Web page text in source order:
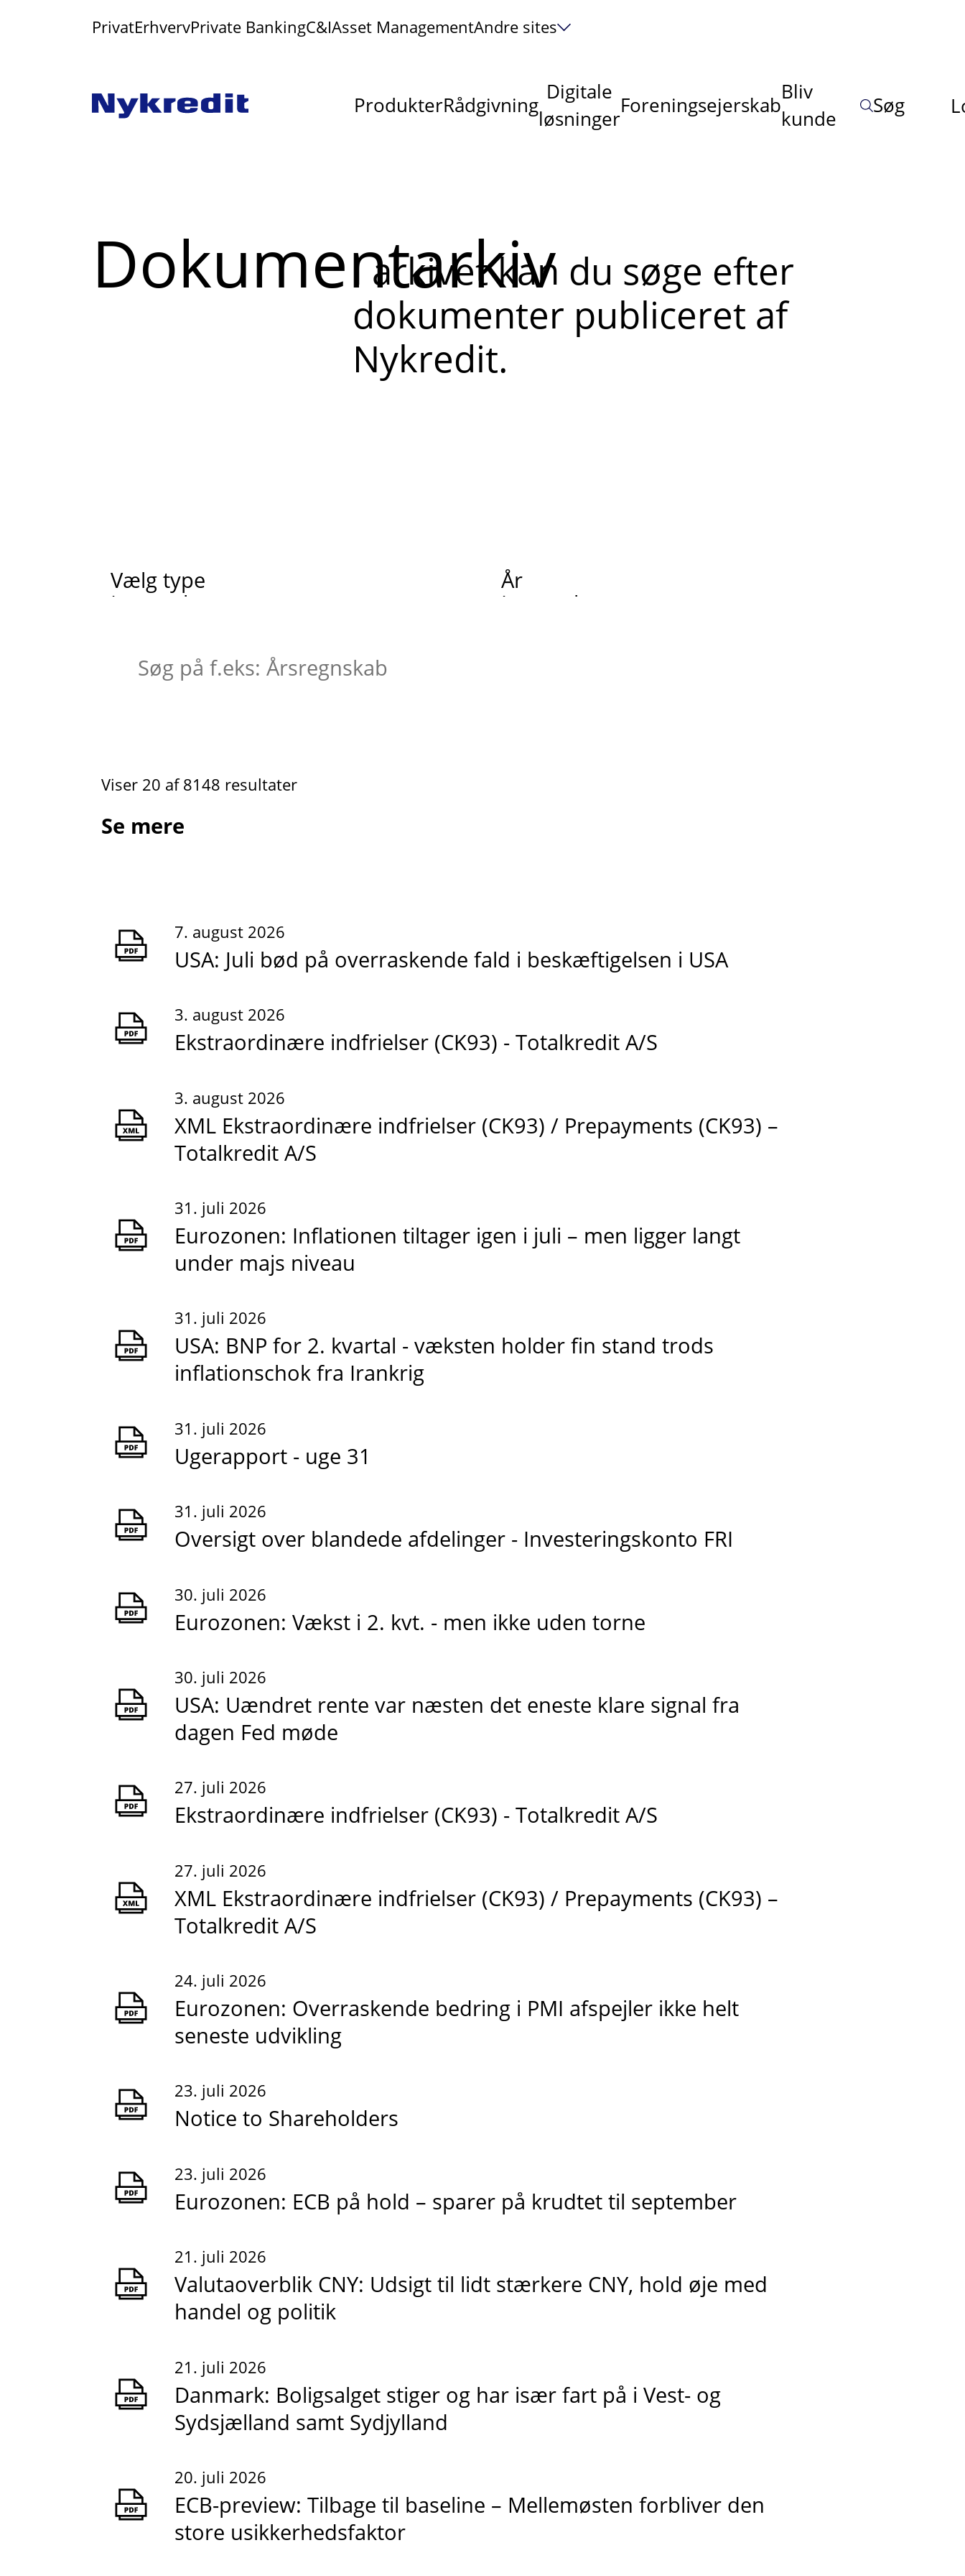
PrivatErhvervPrivate BankingC&IAsset ManagementAndre sites
ProdukterRådgivning
Digitale
løsninger
Foreningsejerskab
Bliv
kunde
Søg
DokumentarkivI arkivet kan du søge efter
dokumenter publiceret af
Nykredit.
Vælg type
Intet valgt
År
Intet valgt
Viser 20 af 8148 resultater
Se mere
7. august 2026
USA: Juli bød på overraskende fald i beskæftigelsen i USA
3. august 2026
Ekstraordinære indfrielser (CK93) - Totalkredit A/S
3. august 2026
XML Ekstraordinære indfrielser (CK93) / Prepayments (CK93) –
Totalkredit A/S
31. juli 2026
Eurozonen: Inflationen tiltager igen i juli – men ligger langt
under majs niveau
31. juli 2026
USA: BNP for 2. kvartal - væksten holder fin stand trods
inflationschok fra Irankrig
31. juli 2026
Ugerapport - uge 31
31. juli 2026
Oversigt over blandede afdelinger - Investeringskonto FRI
30. juli 2026
Eurozonen: Vækst i 2. kvt. - men ikke uden torne
30. juli 2026
USA: Uændret rente var næsten det eneste klare signal fra
dagen Fed møde
27. juli 2026
Ekstraordinære indfrielser (CK93) - Totalkredit A/S
27. juli 2026
XML Ekstraordinære indfrielser (CK93) / Prepayments (CK93) –
Totalkredit A/S
24. juli 2026
Eurozonen: Overraskende bedring i PMI afspejler ikke helt
seneste udvikling
23. juli 2026
Notice to Shareholders
23. juli 2026
Eurozonen: ECB på hold – sparer på krudtet til september
21. juli 2026
Valutaoverblik CNY: Udsigt til lidt stærkere CNY, hold øje med
handel og politik
21. juli 2026
Danmark: Boligsalget stiger og har især fart på i Vest- og
Sydsjælland samt Sydjylland
20. juli 2026
ECB-preview: Tilbage til baseline – Mellemøsten forbliver den
store usikkerhedsfaktor